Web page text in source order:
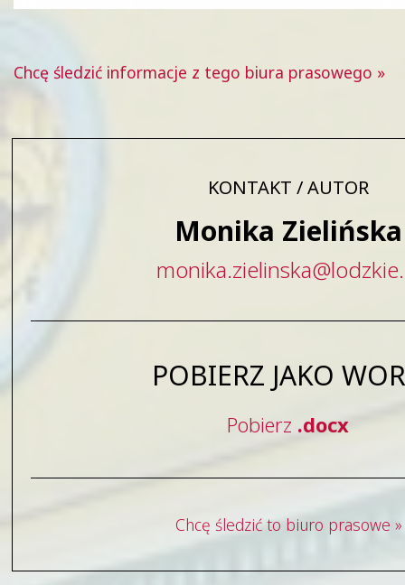
Chcę śledzić informacje z tego biura prasowego »
KONTAKT / AUTOR
Monika Zielińska
monika.zielinska@lodzkie.
POBIERZ JAKO
Pobierz .docx
Chcę śledzić to biuro prasowe »